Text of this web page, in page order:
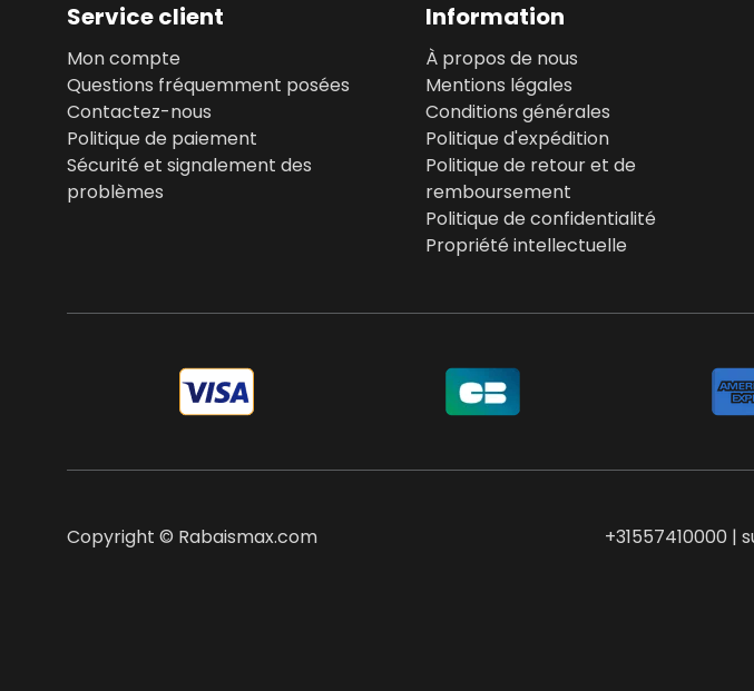
Service client
Mon compte
Questions fréquemment posées
Contactez-nous
Politique de paiement
Sécurité et signalement des
problèmes
Information
À propos de nous
Mentions légales
Conditions générales
Politique d'expédition
Politique de retour et de
remboursement
Politique de confidentialité
Propriété intellectuelle
Copyright © Rabaismax.com +31557410000 |